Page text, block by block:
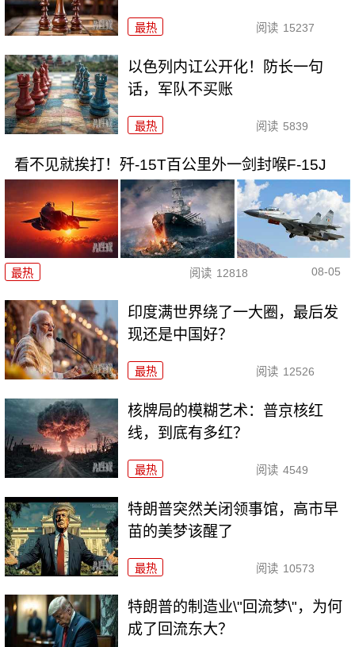
最热 阅读 15237
以色列内讧公开化！防长一句
话，军队不买账
最热 阅读 5839
看不见就挨打！歼-15T百公里外一剑封喉F-15J
最热 阅读 12818 08-05
印度满世界绕了一大圈，最后发
现还是中国好？
最热 阅读 12526
核牌局的模糊艺术：普京核红
线，到底有多红？
最热 阅读 4549
特朗普突然关闭领事馆，高市早
苗的美梦该醒了
最热 阅读 10573
特朗普的制造业\"回流梦\"，为何
成了回流东大？